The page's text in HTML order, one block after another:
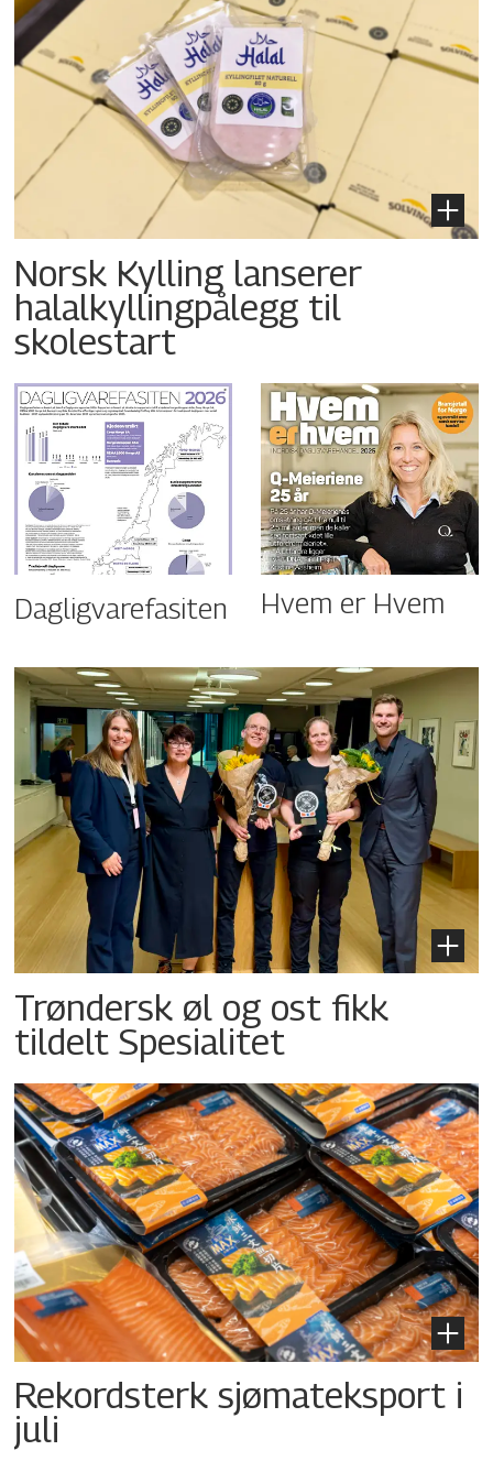
Norsk Kylling lanserer
halalkyllingpålegg til
skolestart
Dagligvarefasiten Hvem er Hvem
Trøndersk øl og ost fikk
tildelt Spesialitet
Rekordsterk sjømateksport i
juli